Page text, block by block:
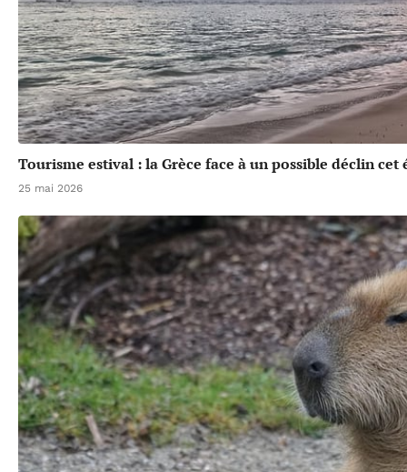
Tourisme estival : la Grèce face à un possible déclin cet
25 mai 2026